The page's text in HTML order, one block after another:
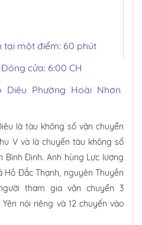
tại một điểm: 60 phút
Đóng cửa: 6:00 CH
Phường Hoài Nhơn
là tàu không số vận chuyển
V và là chuyến tàu không số
Bình Định. Anh hùng Lực lượng
Hồ Đắc Thạnh, nguyên Thuyền
tham gia vận chuyển 3
nói riêng và 12 chuyến vào